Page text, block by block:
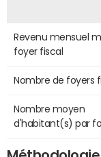
Revenu mensuel
foyer fiscal
Nombre de foyers
Nombre moyen
d'habitant(s) par